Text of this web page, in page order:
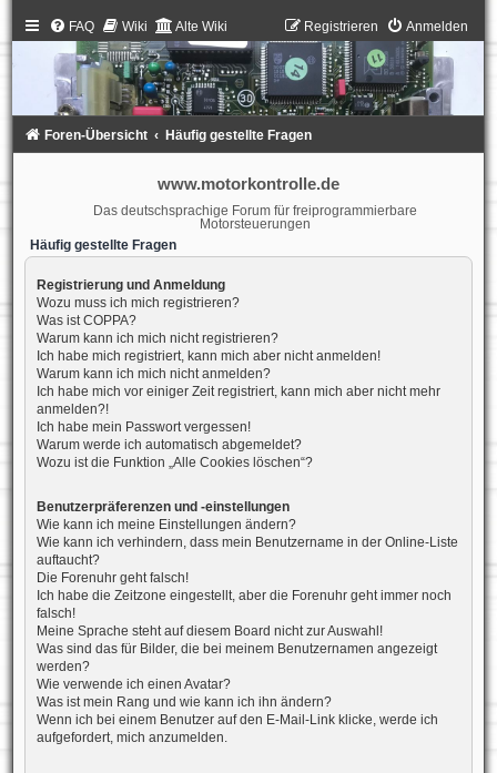
FAQ Wiki Alte Wiki Anmelden
Registrieren
Foren-Übersicht Häufig gestellte Fragen
www.motorkontrolle.de
Das deutschsprachige Forum für freiprogrammierbare
Motorsteuerungen
Häufig gestellte Fragen
Registrierung und Anmeldung
Wozu muss ich mich registrieren?
Was ist COPPA?
Warum kann ich mich nicht registrieren?
Ich habe mich registriert, kann mich aber nicht anmelden!
Warum kann ich mich nicht anmelden?
Ich habe mich vor einiger Zeit registriert, kann mich aber nicht mehr
anmelden?!
Ich habe mein Passwort vergessen!
Warum werde ich automatisch abgemeldet?
Wozu ist die Funktion „Alle Cookies löschen“?
Benutzerpräferenzen und -einstellungen
Wie kann ich meine Einstellungen ändern?
Wie kann ich verhindern, dass mein Benutzername in der Online-Liste
auftaucht?
Die Forenuhr geht falsch!
Ich habe die Zeitzone eingestellt, aber die Forenuhr geht immer noch
falsch!
Meine Sprache steht auf diesem Board nicht zur Auswahl!
Was sind das für Bilder, die bei meinem Benutzernamen angezeigt
werden?
Wie verwende ich einen Avatar?
Was ist mein Rang und wie kann ich ihn ändern?
Wenn ich bei einem Benutzer auf den E-Mail-Link klicke, werde ich
aufgefordert, mich anzumelden.